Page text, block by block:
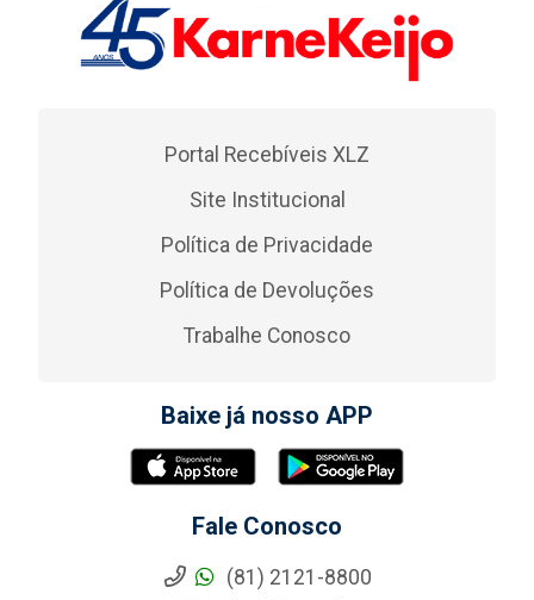
Portal Recebíveis XLZ
Site Institucional
Política de Privacidade
Política de Devoluções
Trabalhe Conosco
Baixe já nosso APP
Fale Conosco
(81) 2121-8800